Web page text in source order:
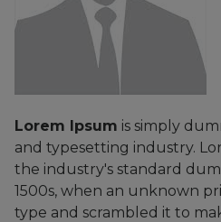
Lorem Ipsum is simply
and typesetting industry.
the industry's standard
1500s, when an unknown
type and scrambled it to